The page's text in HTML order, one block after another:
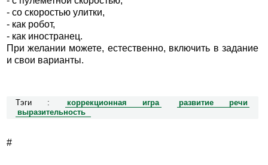
- со скоростью улитки,
- как робот,
- как иностранец.
При желании можете, естественно, включить в задание
и свои варианты.
Тэги : коррекционная игра
развитие речи
выразительность
#